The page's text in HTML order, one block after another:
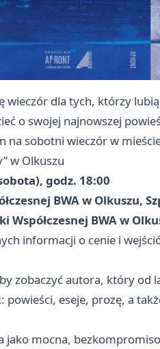
wieczór dla tych, którzy
o swojej najnowszej
na sobotni wieczór w
w Olkuszu
godz. 18:00
BWA w Olkuszu,
Współczesnej BWA w
informacji o cenie i
zobaczyć autora, który
powieści, eseje, prozę, a
jako mocna,